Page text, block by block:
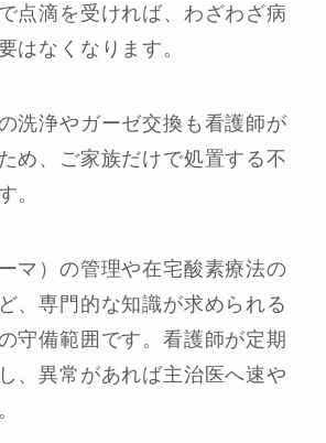
点滴を受ければ、わざわざ病
はなくなります。
洗浄やガーゼ交換も看護師が
め、ご家族だけで処置する不
。
マ）の管理や在宅酸素療法の
、専門的な知識が求められる
守備範囲です。看護師が定期
、異常があれば主治医へ速や